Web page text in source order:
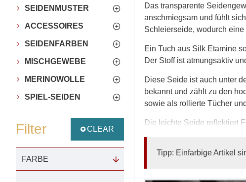
SEIDENMUSTER
ACCESSOIRES
SEIDENFARBEN
MISCHGEWEBE
MERINOWOLLE
SPIEL-SEIDEN
Filter CLEAR
FARBE
Das transparente
anschmiegsam und fühlt
Schleierseide, wodurch
Ein Tuch aus Silk Etamine
Der Stoff ist atmungsaktiv
Diese Seide ist auch unter
bekannt und zählt zu den
sowie als rollierte Tücher
Die leichte Seide reflektiert
relativ kleinen Einsprung,
Tipp: Einfarbige Artikel